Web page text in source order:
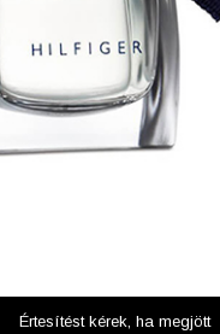
Értesítést kérek, ha megjött